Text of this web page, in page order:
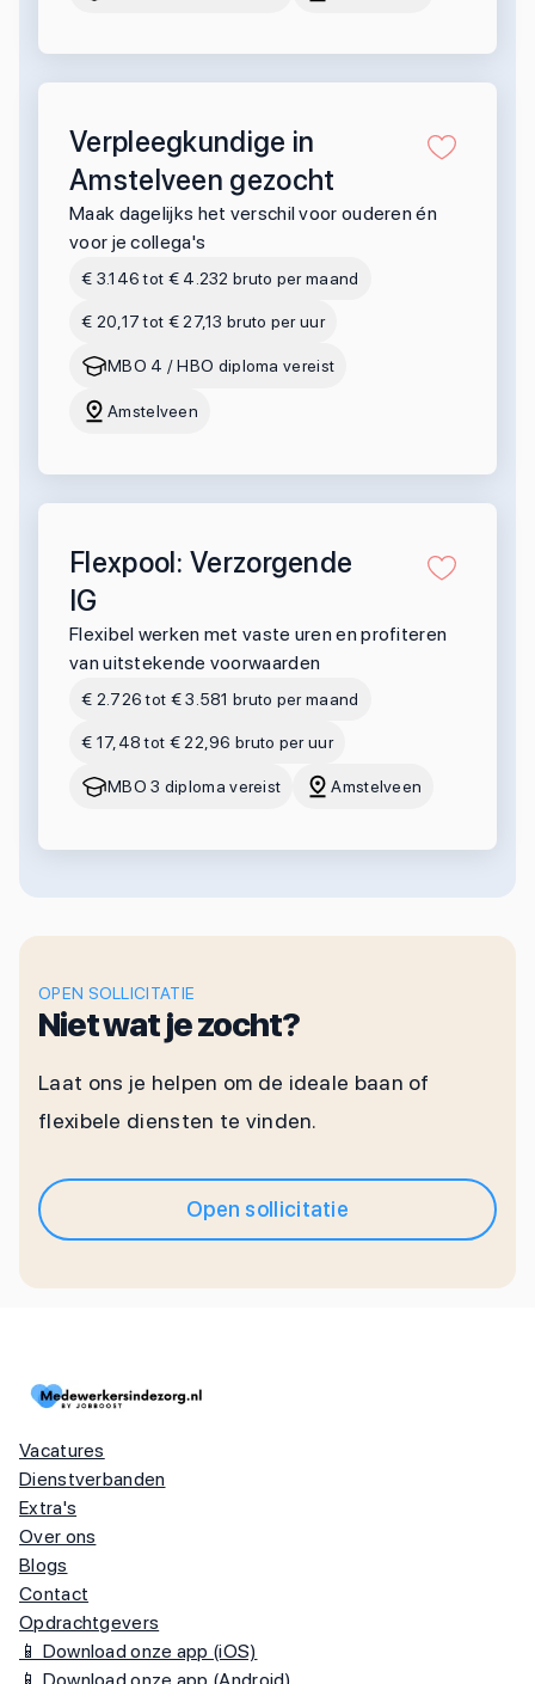
Verpleegkundige in
Amstelveen gezocht
Maak dagelijks het verschil voor ouderen én
voor je collega's
€ 3.146 tot € 4.232 bruto per maand
€ 20,17 tot € 27,13 bruto per uur
MBO 4 / HBO diploma vereist
Amstelveen
Flexpool: Verzorgende
IG
Flexibel werken met vaste uren en profiteren
van uitstekende voorwaarden
€ 2.726 tot € 3.581 bruto per maand
€ 17,48 tot € 22,96 bruto per uur
MBO 3 diploma vereist Amstelveen
OPEN SOLLICITATIE
Niet wat je zocht?
Laat ons je helpen om de ideale baan of
flexibele diensten te vinden.
Open sollicitatie
Vacatures
Dienstverbanden
Extra's
Over ons
Blogs
Contact
Opdrachtgevers
📱 Download onze app (iOS)